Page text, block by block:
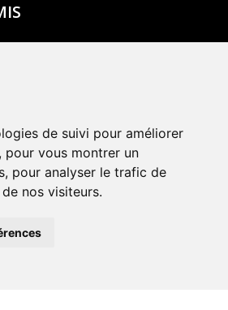
de suivi pour améliorer
vous montrer un
pour analyser le trafic de
nos visiteurs.